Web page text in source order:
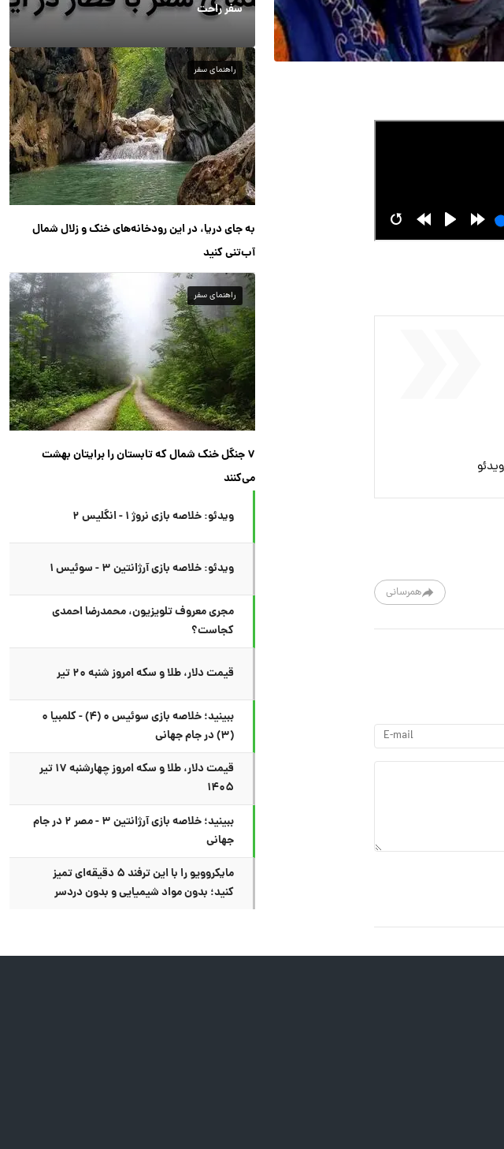
همرسانی
سفر راحت
راهنمای سفر
به جای دریا، در این رودخانه‌های خنک و زلال شمال
آب‌تنی کنید
راهنمای سفر
۷ جنگل خنک شمال که تابستان را برایتان بهشت
می‌کنند
ویدئو: خلاصه بازی نروژ ۱ - انگلیس ۲
ویدئو: خلاصه بازی آرژانتین ۳ - سوئیس ۱
مجری معروف تلویزیون، محمدرضا احمدی
کجاست؟
قیمت دلار، طلا و سکه امروز شنبه ۲۰ تیر
ببینید؛ خلاصه بازی سوئیس ۰ (۴) - کلمبیا ۰
(۳) در جام جهانی
قیمت دلار، طلا و سکه امروز چهارشنبه ۱۷ تیر
۱۴۰۵
ببینید؛ خلاصه بازی آرژانتین ۳ - مصر ۲ در جام
جهانی
مایکروویو را با این ترفند ۵ دقیقه‌ای تمیز
کنید؛ بدون مواد شیمیایی و بدون دردسر